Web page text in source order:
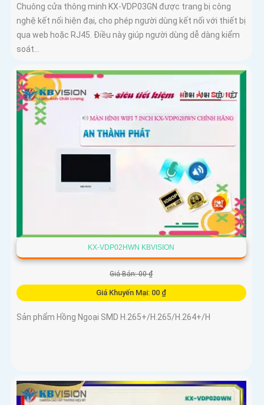
Chuông cửa thông minh KX-VDP03GN được trang bị công
nghệ kết nối hiện đại, cho phép người dùng kết nối với thiết bị
qua web hoặc RJ45. Điều này giúp người dùng dễ dàng kiểm
soát...
KX-VDP02HWN KBVISION
Giá Bán: 00 ₫
Giá Khuyến Mại: 00 ₫
Sản phẩm Hồng Ngoại SMD H.265+/H.265/H.264+/H